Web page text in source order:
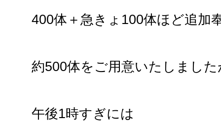
400体＋急きょ100体ほど追加
約500体をご用意いたしました
午後1時すぎには